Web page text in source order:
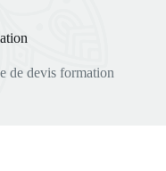
de devis formation